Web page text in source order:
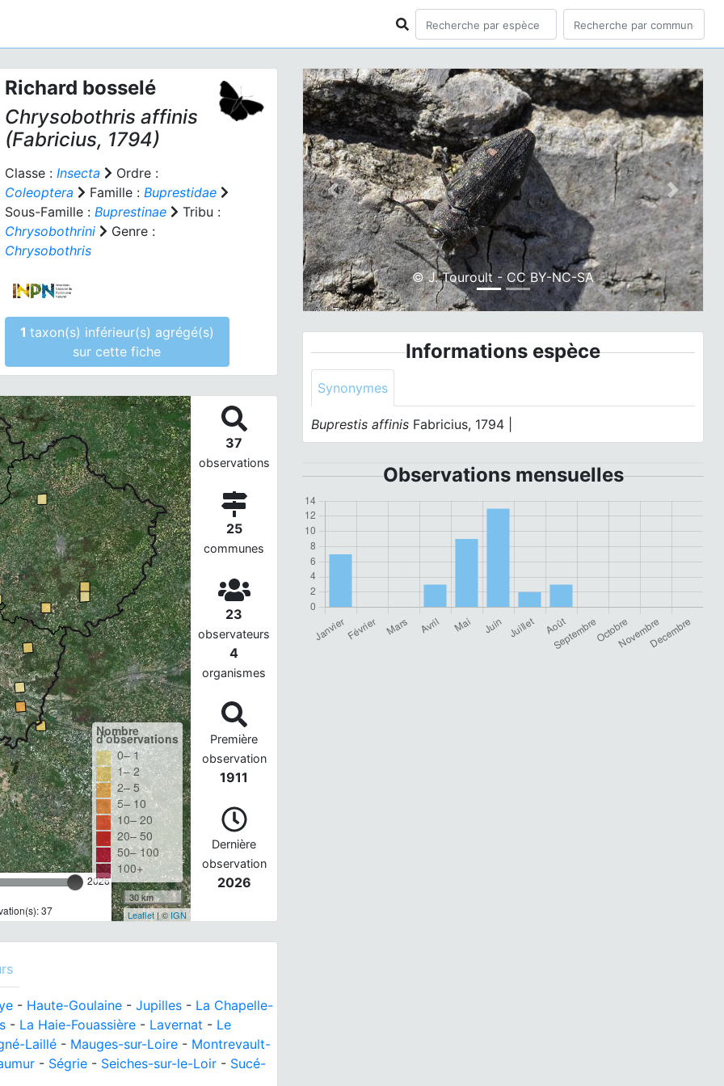
Richard bosselé
Chrysobothris affinis
(Fabricius, 1794)
Classe : Insecta
Ordre :
Coleoptera
Famille : Buprestidae
Sous-Famille : Buprestinae
Tribu :
Chrysobothrini
Genre :
Chrysobothris
1 taxon(s) inférieur(s) agrégé(s)
sur cette fiche
2026
37
Nombre
d'observations
0– 1
1– 2
2– 5
5– 10
10– 20
20– 50
50– 100
100+
30 km
Leaflet| © IGN
37
observations
25
communes
23
observateurs
4
organismes
Première
observation
1911
Dernière
observation
2026
- Haute-Goulaine - Jupilles - La Chapelle-
- La Haie-Fouassière - Lavernat - Le
Laillé - Mauges-sur-Loire - Montrevault-
- Ségrie - Seiches-sur-le-Loir - Sucé-
© J. Touroult - CC BY-NC-SA
Previous Next
Informations espèce
Synonymes
Buprestis affinis Fabricius, 1794 |
Observations mensuelles